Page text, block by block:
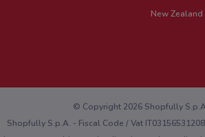
New Zealand
© Copyright 2026 Shopfully
Shopfully S.p.A. - Fiscal Code / Vat